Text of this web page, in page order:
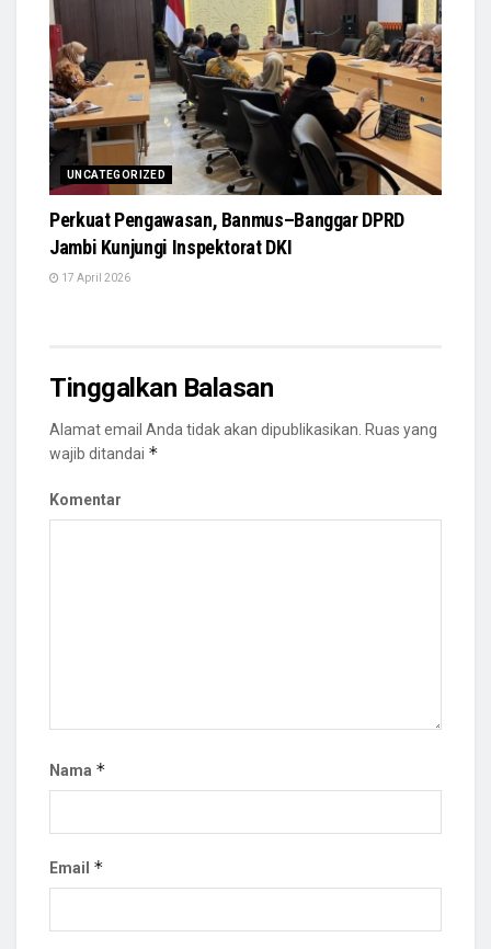
UNCATEGORIZED
Perkuat Pengawasan, Banmus–Banggar DPRD
Jambi Kunjungi Inspektorat DKI
17 April 2026
Tinggalkan Balasan
Alamat email Anda tidak akan dipublikasikan. Ruas yang
wajib ditandai *
Komentar
Nama *
Email *